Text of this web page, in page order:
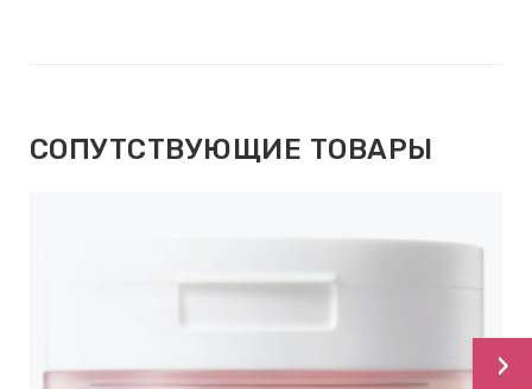
СОПУТСТВУЮЩИЕ ТОВАРЫ
›